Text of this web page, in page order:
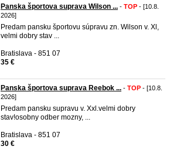
Panska športova suprava Wilson ... - TOP - [10.8.
2026]
Predam pansku športovu súpravu zn. Wilson v. Xl,
velmi dobry stav ...
Bratislava - 851 07
35 €
Panska športova suprava Reebok ... - TOP - [10.8.
2026]
Predam pansku supravu v. Xxl.velmi dobry
stav!osobny odber mozny, ...
Bratislava - 851 07
30 €